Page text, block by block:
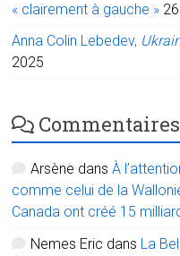
« clairement à gauche »
Anna Colin Lebedev,
2025
Arsène dansÀ
comme celui de la
Canada ont créé 15
Nemes Eric dans La